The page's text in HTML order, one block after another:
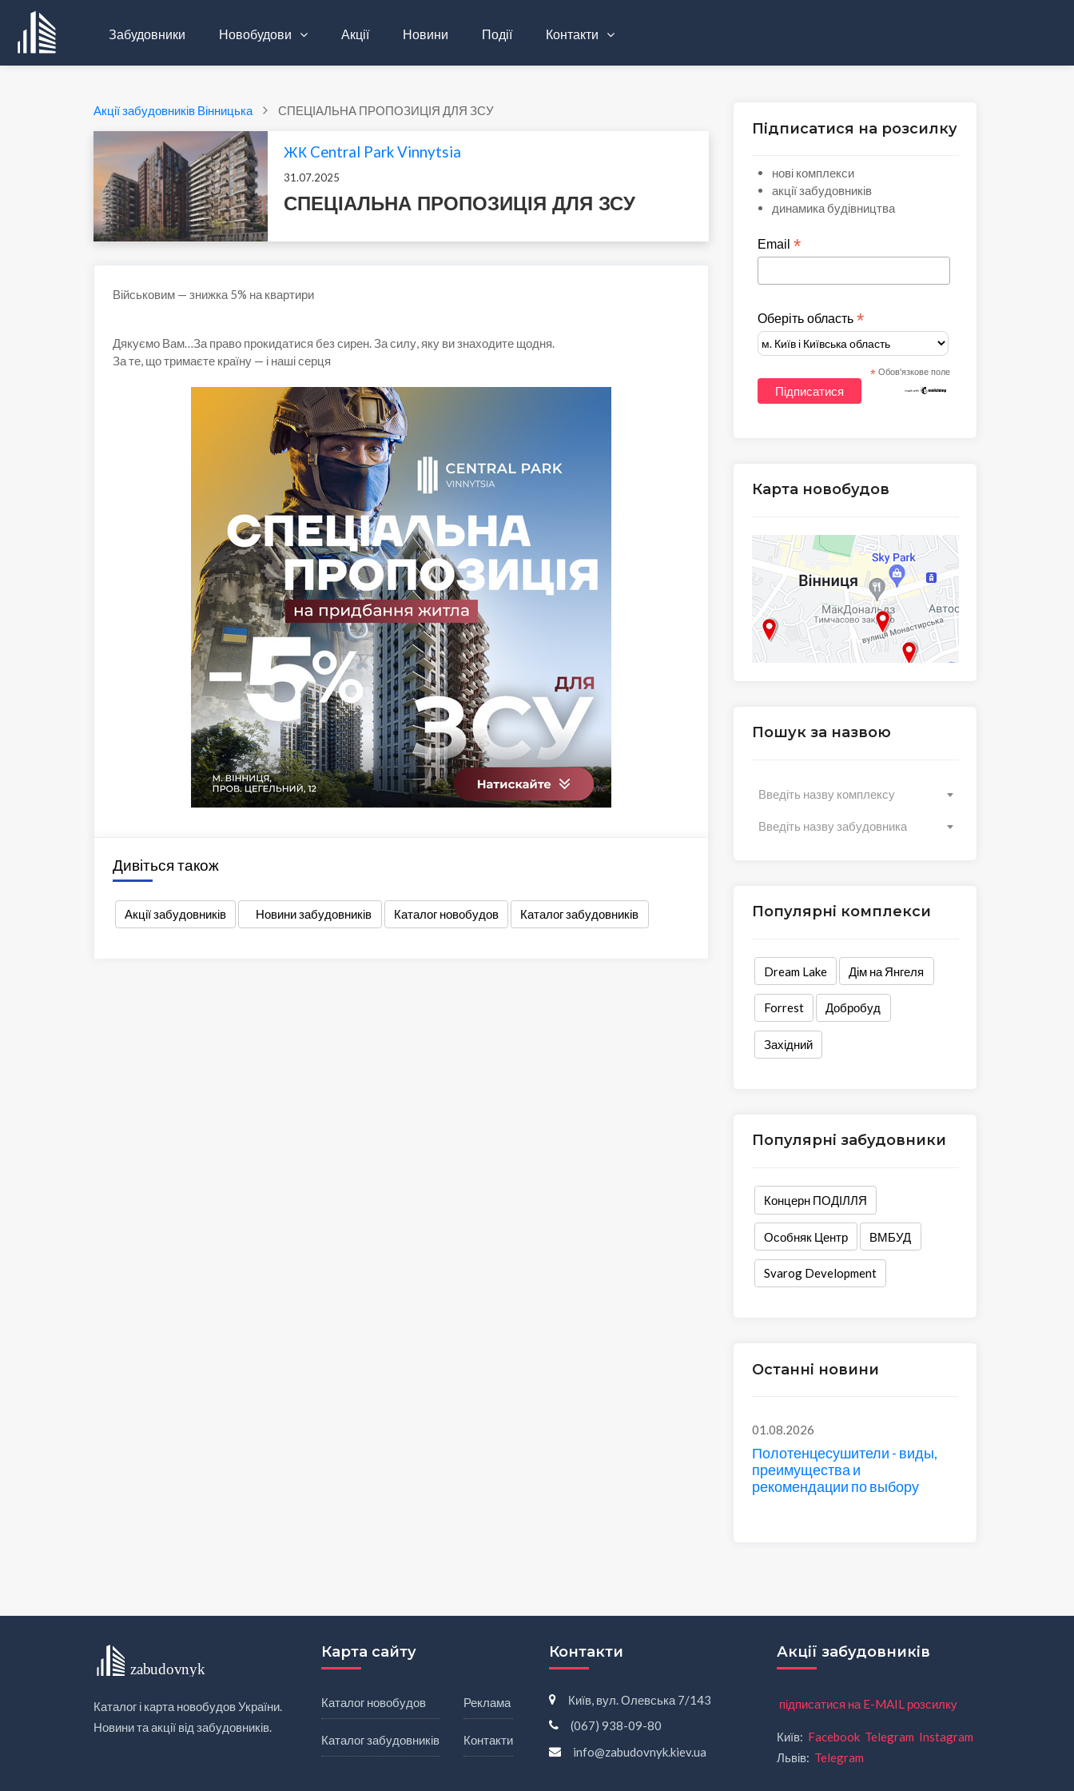
Забудовники Новобудови Акції Новини Події Контакти
Акції забудовників Вінницька СПЕЦІАЛЬНА ПРОПОЗИЦІЯ ДЛЯ ЗСУ
ЖК Central Park Vinnytsia
31.07.2025
СПЕЦІАЛЬНА ПРОПОЗИЦІЯ ДЛЯ ЗСУ
Військовим — знижка 5% на квартири
Дякуємо Вам…За право прокидатися без сирен. За силу, яку ви знаходите щодня.
За те, що тримаєте країну — і наші серця
Дивіться також
Акції забудовників Новини забудовників Каталог новобудов Каталог забудовників
Підписатися на розсилку
нові комплекси
акції забудовників
динамика будівництва
Email*
Оберіть область*
* Обов'язкове поле
Карта новобудов
Пошук за назвою
Введіть назву комплексу
Введіть назву забудовника
Популярні комплекси
Dream Lake Дім на Янгеля
Forrest Добробуд
Західний
Популярні забудовники
Концерн ПОДІЛЛЯ
Особняк Центр ВМБУД
Svarog Development
Останні новини
01.08.2026
Полотенцесушители - виды,
преимущества и
рекомендации по выбору
Каталог і карта новобудов України.
Новини та акції від забудовників.
Карта сайту
Каталог новобудов
Каталог забудовників
Реклама
Контакти
Контакти
Київ, вул. Олевська 7/143
(067) 938-09-80
info@zabudovnyk.kiev.ua
Акції забудовників
підписатися на E-MAIL розсилку
Київ: Facebook Telegram Instagram
Львів: Telegram